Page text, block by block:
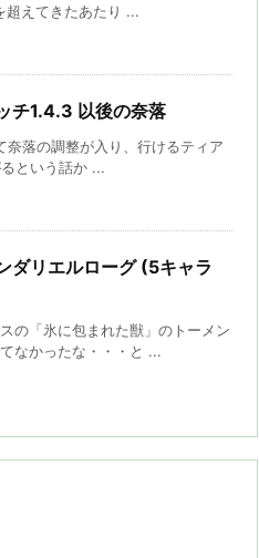
超えてきたあたり ...
チ1.4.3 以後の奈落
奈落の調整が入り、行けるティア
という話か ...
リエルローグ (5キャラ
の「氷に包まれた獣」のトーメン
なかったな・・・と ...